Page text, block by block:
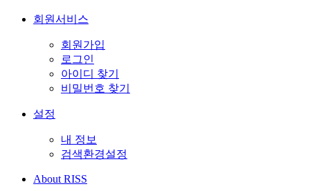
회원서비스
회원가입
로그인
아이디 찾기
비밀번호 찾기
설정
내 정보
검색환경설정
About RISS